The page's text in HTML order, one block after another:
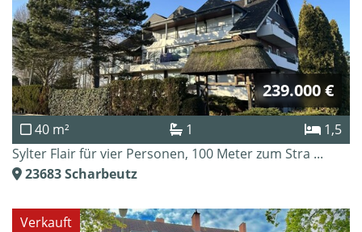
239.000 €
40 m² 1
1,5
Sylter Flair für vier Personen, 100 Meter zum Stra ...
23683Scharbeutz
Verkauft